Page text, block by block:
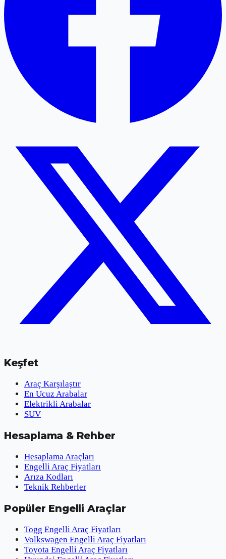
Keşfet
Araç Karşılaştır
En Ucuz Arabalar
Elektrikli Arabalar
SUV
Hesaplama & Rehber
Hesaplama Araçları
Engelli Araç Fiyatları
Arıza Kodları
Teknik Rehberler
Popüler Engelli Araçlar
Togg Engelli Araç Fiyatları
Volkswagen Engelli Araç Fiyatları
Toyota Engelli Araç Fiyatları